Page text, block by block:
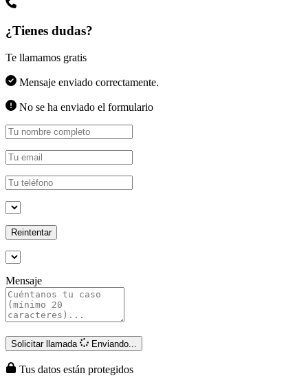
¿Tienes dudas?
Te llamamos gratis
Mensaje enviado correctamente.
No se ha enviado el formulario
Reintentar
Mensaje
Solicitar llamada Enviando...
Tus datos están protegidos